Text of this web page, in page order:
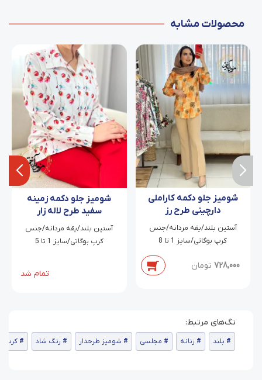
محصولات مشابه
شومیز جلو دکمه کاراملی
دارچینی طرح رز
آستین بلند/یقه مردانه/جنس
کرپ بوگاتی/سایز 1 تا 8
728,000 تومان
شومیز جلو دکمه زمینه
سفید طرح لاله زار
آستین بلند/یقه مردانه/جنس
کرپ بوگاتی/سایز 1 تا 5
تمام شد
بلند زنانه مجلسی شومیز طرحدار رنگ شاد کرپ